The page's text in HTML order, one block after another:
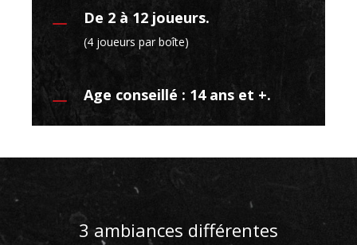
K De 2 à 12 joueurs.
(4 joueurs par boîte)
K Age conseillé : 14 ans et +.
3 ambiances différentes